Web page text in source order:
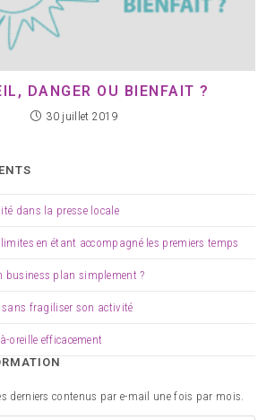
DANGER OU BIENFAIT ?
30 juillet 2019
dans la presse locale
en étant accompagné les premiers temps
business plan simplement ?
fragiliser son activité
oreille efficacement
derniers contenus par e-mail une fois par mois.